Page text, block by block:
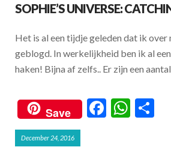
SOPHIE’S UNIVERSE:
Het is al een tijdje geleden dat ik over
geblogd. In werkelijkheid ben ik al
haken! Bijna af zelfs.. Er zijn een
Save
F
W
December 24, 2016